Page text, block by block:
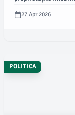
aproximativ 200 de
verdictul instanței
27 Apr 2026
POLITICA